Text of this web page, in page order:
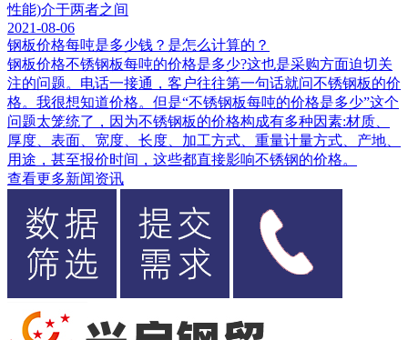
性能)介于两者之间
2021-08-06
钢板价格每吨是多少钱？是怎么计算的？
钢板价格不锈钢板每吨的价格是多少?这也是采购方面迫切关
注的问题。电话一接通，客户往往第一句话就问不锈钢板的价
格。我很想知道价格。但是“不锈钢板每吨的价格是多少”这个
问题太笼统了，因为不锈钢板的价格构成有多种因素:材质、
厚度、表面、宽度、长度、加工方式、重量计量方式、产地、
用途，甚至报价时间，这些都直接影响不锈钢的价格。
查看更多新闻资讯